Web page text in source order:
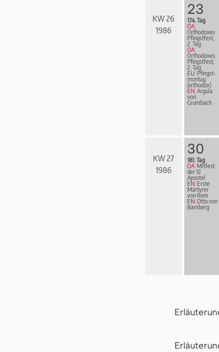
KW 26
1986
23
174. Tag
OA:
Orthodoxes
Pfingstfest,
2. Tag
OA:
Orthodoxes
Pfingstfest,
2. Tag
EU: Pfingst­
mon­tag
(orthodox)
EN: Argula
von
Grumbach
KW 27
1986
30
181. Tag
OA: Mitfest
der 12
Apostel
EN: Erste
Märtyrer
von Rom
EN: Otto von
Bamberg